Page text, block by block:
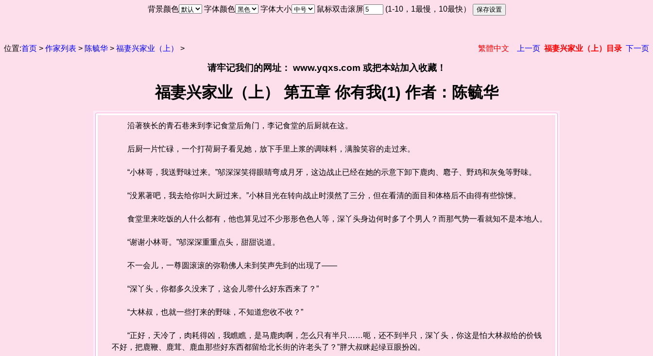
背景颜色 字体颜色 字体大小 鼠标双击滚屏 (1-10，1最慢，10最快）
位置:首页 > 作家列表 > 陈毓华 > 福妻兴家业（上） > 繁體中文 上一页 福妻兴家业（上）目录 下一页
请牢记我们的网址： www.yqxs.com 或把本站加入收藏！
福妻兴家业（上） 第五章 你有我(1) 作者：陈毓华
沿著狭长的青石巷来到李记食堂后角门，李记食堂的后厨就在这。
后厨一片忙碌，一个打荷厨子看见她，放下手里上浆的调味料，满脸笑容的走过来。
“小林哥，我送野味过来。”邬深深笑得眼睛弯成月牙，这边战止已经在她的示意下卸下鹿肉、麅子、野鸡和灰兔等野味。
“没累著吧，我去给你叫大厨过来。”小林目光在转向战止时漠然了三分，但在看清的面目和体格后不由得有些惊悚。
食堂里来吃饭的人什么都有，他也算见过不少形形色色人等，深丫头身边何时多了个男人？而那气势一看就知不是本地人。
“谢谢小林哥。”邬深深重重点头，甜甜说道。
不一会儿，一尊圆滚滚的弥勒佛人未到笑声先到的出现了——
“深丫头，你都多久没来了，这会儿带什么好东西来了？”
“大林叔，也就一些打来的野味，不知道您收不收？”
“正好，天冷了，肉耗得凶，我瞧瞧，是马鹿肉啊，怎么只有半只……呃，还不到半只，深丫头，你这是怕大林叔给的价钱
不好，把鹿鞭、鹿茸、鹿血那些好东西都留给北长街的许老头了？”胖大叔眯起绿豆眼扮凶。